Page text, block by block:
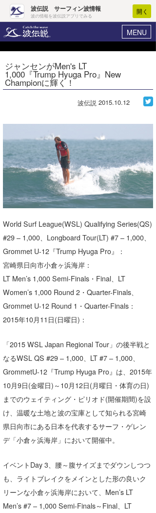
波伝説 サーフィン波情報
波の情報を波伝説アプリでみる
開く
MENU
ヘルプ マイホーム
ログイン
気象情報
ニュース
サーフィンエリアガイド
会員メニュー
今月のプレゼント
ジャンセンがMen's LT
1,000『Trump Hyuga Pro』New
Championに輝く！
波伝説 2015.10.12
World Surf League(WSL) Qualifying Series(QS)
#29 – 1,000、Longboard Tour(LT) #7 – 1,000、
Grommet U-12『Trump Hyuga Pro』：
宮崎県日向市小倉ヶ浜海岸：
LT Men’s 1,000 Semi-Finals・Final、LT
Women’s 1,000 Round 2・Quarter-Finals、
Grommet U-12 Round 1・Quarter-Finals：
2015年10月11日(日曜日)：
「2015 WSL Japan Regional Tour」の後半戦と
なるWSL QS #29 – 1,000、LT #7 – 1,000、
GrommetU-12『Trump Hyuga Pro』は、2015年
10月9日(金曜日)～10月12日(月曜日・体育の日)
までのウェイティング・ピリオド(開催期間)を設
け、温暖な土地と波の宝庫として知られる宮崎
県日向市にある日本を代表するサーフ・ゲレン
デ「小倉ヶ浜海岸」において開催中。
イベントDay 3、腰～腹サイズまでダウンしつつ
も、ライトブレイクをメインとした形の良いク
リーンな小倉ヶ浜海岸において、Men’s LT
Men’s #7 – 1,000 Semi-Finals～Final、LT
Core Surf Japan
コンテスト
ファッション/グッズ
アート＆エンタメ
コラム
トラベル
ショップ情報
ショップ情報
湘南
伊豆
大阪
四国
沖縄
ウラナミ
お知らせ
その他
ルール＆How to
サーファーズ
ライター/寄稿メディア
Core Surf Japan
Naoya Kimoto
mitsuteru Kamio
Yasunari Inoue
メディア
SURFMEDIA
Colors MAGAZINE
波伝説アンバサダー/プロライダー
福島寿実子
波伝説スタッフ